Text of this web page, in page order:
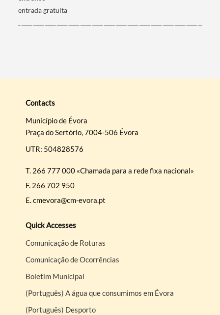
entrada gratuita
Contacts
Município de Évora
Praça do Sertório, 7004-506 Évora
UTR: 504828576
T. 266 777 000 «Chamada para a rede fixa nacional»
F. 266 702 950
E.cmevora@cm-evora.pt
Quick Accesses
Comunicação de Roturas
Comunicação de Ocorrências
Boletim Municipal
(Português) A água que consumimos em Évora
(Português) Desporto